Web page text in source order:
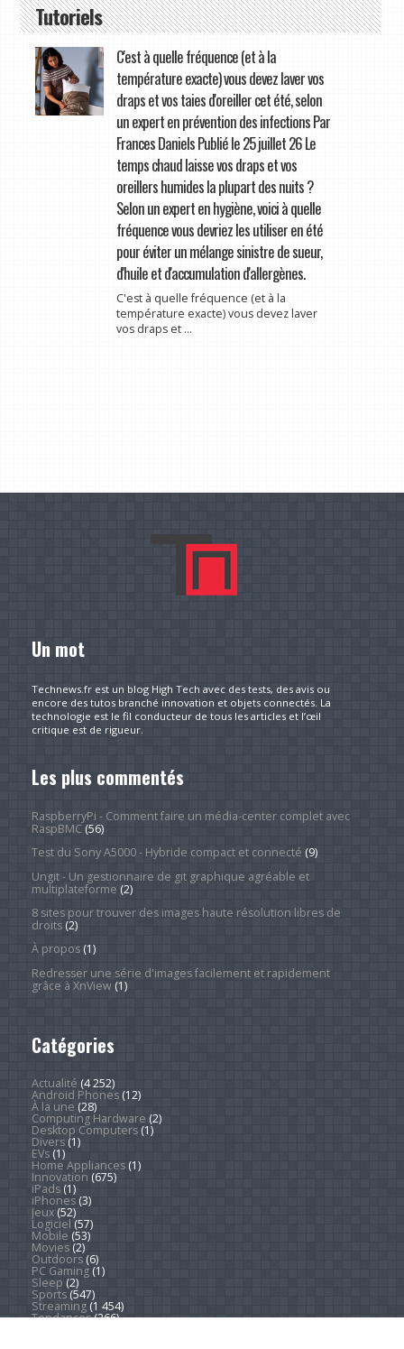
Tutoriels
C'est à quelle fréquence (et à la
température exacte) vous devez laver vos
draps et vos taies d'oreiller cet été, selon
un expert en prévention des infections Par
Frances Daniels Publié le 25 juillet 26 Le
temps chaud laisse vos draps et vos
oreillers humides la plupart des nuits ?
Selon un expert en hygiène, voici à quelle
fréquence vous devriez les utiliser en été
pour éviter un mélange sinistre de sueur,
d'huile et d'accumulation d'allergènes.
C'est à quelle fréquence (et à la
température exacte) vous devez laver
vos draps et ...
Un mot
Technews.fr est un blog High Tech avec des tests, des avis ou
encore des tutos branché innovation et objets connectés. La
technologie est le fil conducteur de tous les articles et l’œil
critique est de rigueur.
Les plus commentés
RaspberryPi - Comment faire un média-center complet avec
RaspBMC(56)
Test du Sony A5000 - Hybride compact et connecté (9)
Ungit - Un gestionnaire de git graphique agréable et
multiplateforme (2)
8 sites pour trouver des images haute résolution libres de
droits(2)
À propos(1)
Redresser une série d'images facilement et rapidement
grâce à XnView(1)
Catégories
Actualité (4 252)
Android Phones(12)
À la une (28)
Computing Hardware (2)
Desktop Computers(1)
Divers(1)
EVs(1)
Home Appliances(1)
Innovation (675)
iPads(1)
iPhones(3)
Jeux(52)
Logiciel (57)
Mobile (53)
Movies(2)
Outdoors(6)
PC Gaming(1)
Sleep (2)
Sports(547)
Streaming(1 454)
Tendances(266)